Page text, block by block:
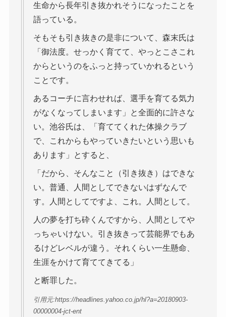
生命から長年引き抜かれそうになったことを
語っている。
そもそも引き抜きの是非について、森末氏は
「御法度。せっかく育てて、やっとこさこれ
からというのをふっと持っていかれるという
ことです。
あるコーチに言わせれば、選手を育てる気力
がなくなってしまいます」と全面的に許さな
い。池谷氏は、「育ててくれた体操クラブ
で、これからもやっていきたいという思いも
あります」とすると、
「だから、そんなこと（引き抜き）はできな
い。普通、人間としてできないはずなんで
す。人間としてですよ、これ。人間として。
人の夢を打ち砕くんですから、人間としてや
っちゃいけない。引き抜きって芸能界でもあ
るけどレベルが違う。それくらい一生懸命、
生涯をかけて育ててきてる」
と断罪した。
引用元:https://headlines.yahoo.co.jp/hl?a=20180903-
00000004-jct-ent